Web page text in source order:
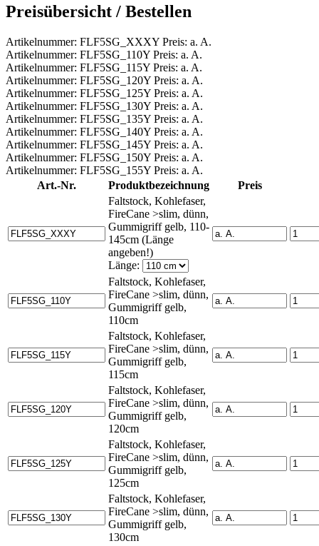
Preisübersicht / Bestellen
Artikelnummer: FLF5SG_XXXY Preis: a. A.
Artikelnummer: FLF5SG_110Y Preis: a. A.
Artikelnummer: FLF5SG_115Y Preis: a. A.
Artikelnummer: FLF5SG_120Y Preis: a. A.
Artikelnummer: FLF5SG_125Y Preis: a. A.
Artikelnummer: FLF5SG_130Y Preis: a. A.
Artikelnummer: FLF5SG_135Y Preis: a. A.
Artikelnummer: FLF5SG_140Y Preis: a. A.
Artikelnummer: FLF5SG_145Y Preis: a. A.
Artikelnummer: FLF5SG_150Y Preis: a. A.
Artikelnummer: FLF5SG_155Y Preis: a. A.
Art.-Nr.
Produktbezeichnung
Preis
Faltstock, Kohlefaser,
FireCane >slim, dünn,
Gummigriff gelb, 110-
145cm (Länge
angeben!)
Länge:
Faltstock, Kohlefaser,
FireCane >slim, dünn,
Gummigriff gelb,
110cm
Faltstock, Kohlefaser,
FireCane >slim, dünn,
Gummigriff gelb,
115cm
Faltstock, Kohlefaser,
FireCane >slim, dünn,
Gummigriff gelb,
120cm
Faltstock, Kohlefaser,
FireCane >slim, dünn,
Gummigriff gelb,
125cm
Faltstock, Kohlefaser,
FireCane >slim, dünn,
Gummigriff gelb,
130cm